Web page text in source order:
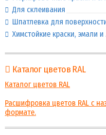
Для склеивания
Шпатлевка для
Химстойкие краски, эмали и
Каталог цветов RAL
Каталог цветов RAL
Расшифровка цветов RAL с
формате.